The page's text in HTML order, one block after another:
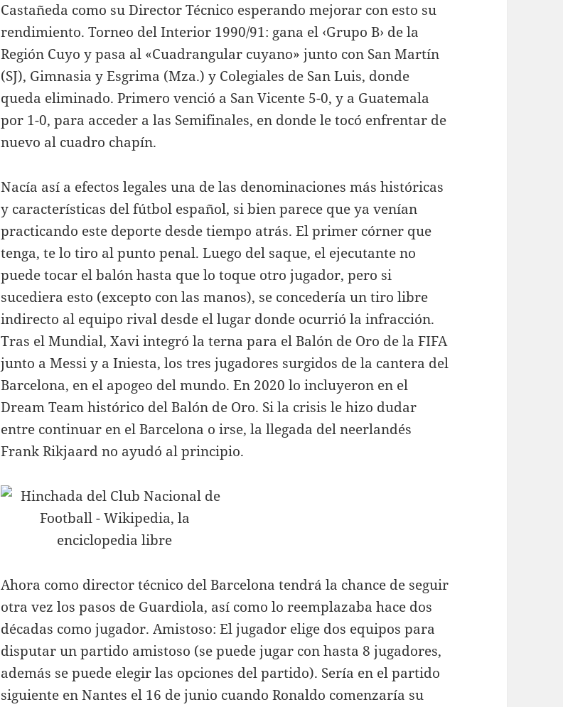
Castañeda como su Director Técnico esperando mejorar con esto su
rendimiento. Torneo del Interior 1990/91: gana el ‹Grupo B› de la
Región Cuyo y pasa al «Cuadrangular cuyano» junto con San Martín
(SJ), Gimnasia y Esgrima (Mza.) y Colegiales de San Luis, donde
queda eliminado. Primero venció a San Vicente 5-0, y a Guatemala
por 1-0, para acceder a las Semifinales, en donde le tocó enfrentar de
nuevo al cuadro chapín.
Nacía así a efectos legales una de las denominaciones más históricas
y características del fútbol español, si bien parece que ya venían
practicando este deporte desde tiempo atrás. El primer córner que
tenga, te lo tiro al punto penal. Luego del saque, el ejecutante no
puede tocar el balón hasta que lo toque otro jugador, pero si
sucediera esto (excepto con las manos), se concedería un tiro libre
indirecto al equipo rival desde el lugar donde ocurrió la infracción.
Tras el Mundial, Xavi integró la terna para el Balón de Oro de la FIFA
junto a Messi y a Iniesta, los tres jugadores surgidos de la cantera del
Barcelona, en el apogeo del mundo. En 2020 lo incluyeron en el
Dream Team histórico del Balón de Oro. Si la crisis le hizo dudar
entre continuar en el Barcelona o irse, la llegada del neerlandés
Frank Rikjaard no ayudó al principio.
Ahora como director técnico del Barcelona tendrá la chance de seguir
otra vez los pasos de Guardiola, así como lo reemplazaba hace dos
décadas como jugador. Amistoso: El jugador elige dos equipos para
disputar un partido amistoso (se puede jugar con hasta 8 jugadores,
además se puede elegir las opciones del partido). Sería en el partido
siguiente en Nantes el 16 de junio cuando Ronaldo comenzaría su